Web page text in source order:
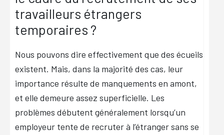
travailleurs étrangers
temporaires ?
Nous pouvons dire effectivement que des écueils
existent. Mais, dans la majorité des cas, leur
importance résulte de manquements en amont,
et elle demeure assez superficielle. Les
problèmes débutent généralement lorsqu’un
employeur tente de recruter à l’étranger sans se